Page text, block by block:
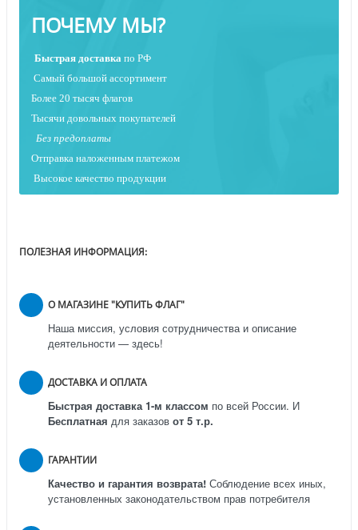
ПОЧЕМУ МЫ?
Быстрая доставка по РФ
Самый большой ассортимент
Более 20 тысяч флагов
Тысячи довольных покупателей
Без предоплаты
Отправка наложенным платежом
Высокое качество продукции
ПОЛЕЗНАЯ ИНФОРМАЦИЯ:
О МАГАЗИНЕ "КУПИТЬ ФЛАГ"
Наша миссия, условия сотрудничества и описание
деятельности — здесь!
ДОСТАВКА И ОПЛАТА
Быстрая доставка 1-м классом по всей России. И
Бесплатная для заказов от 5 т.р.
ГАРАНТИИ
Качество и гарантия возврата! Соблюдение всех иных,
установленных законодательством прав потребителя